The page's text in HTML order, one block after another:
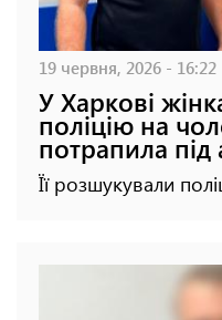
19 червня, 2026 - 16:22
У Харкові
поліцію на
потрапила
Її розшукували